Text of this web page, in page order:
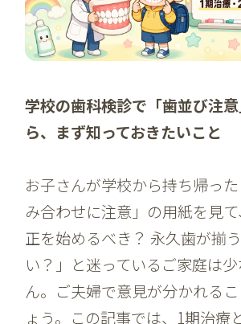
学校の歯科検診で「歯並び注
ら、まず知っておきたいこと
お子さんが学校から持ち帰っ
み合わせに注意」の用紙を見
正を始めるべき？ 永久歯が揃
い？」と迷っているご家庭は
ん。ご夫婦で意見が分かれる
ょう。この記事では、1期治療